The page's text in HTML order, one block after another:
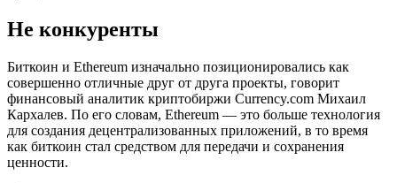
Не конкуренты
Биткоин и Ethereum изначально позиционировались как
совершенно отличные друг от друга проекты, говорит
финансовый аналитик криптобиржи Currency.com Михаил
Кархалев. По его словам, Ethereum — это больше технология
для создания децентрализованных приложений, в то время
как биткоин стал средством для передачи и сохранения
ценности.